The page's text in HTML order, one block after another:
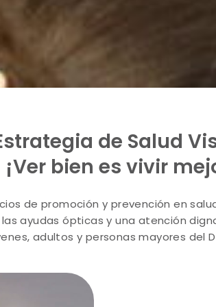
de Salud
¡Ver bien es vivir
de promoción y prevención en
ayudas ópticas y una atención
adultos y personas mayores del